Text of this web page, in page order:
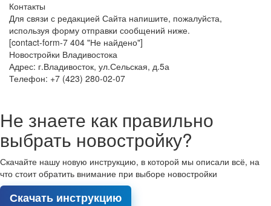
Контакты
Для связи с редакцией Сайта напишите, пожалуйста,
используя форму отправки сообщений ниже.
[contact-form-7 404 "Не найдено"]
Новостройки Владивостока
Адрес: г.Владивосток, ул.Сельская, д.5а
Телефон: +7 (423) 280-02-07
Не знаете как правильно
выбрать новостройку?
Скачайте нашу новую инструкцию, в которой мы описали всё, на
что стоит обратить внимание при выборе новостройки
Скачать инструкцию